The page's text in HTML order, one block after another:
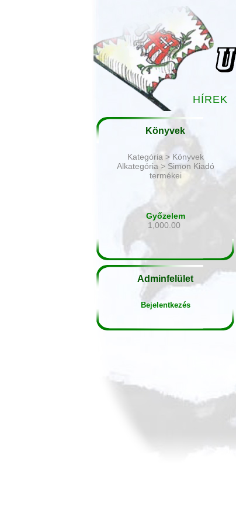
HÍREK
Könyvek
Kategória > Könyvek
Alkategória > Simon Kiadó
termékei
Győzelem
1,000.00
Adminfelület
Bejelentkezés